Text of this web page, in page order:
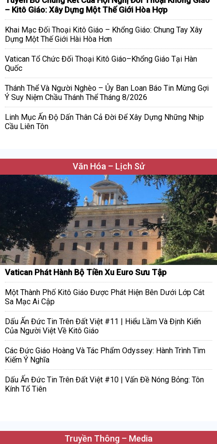
– Kitô Giáo: Xây Dựng Một Thế Giới Hòa Hợp
Khai Mạc Đối Thoại Kitô Giáo – Khổng Giáo: Chung Tay Xây
Dựng Một Thế Giới Hài Hòa Hơn
Vatican Tổ Chức Đối Thoại Kitô Giáo–Khổng Giáo Tại Hàn
Quốc
Thánh Thể Và Người Nghèo – Ủy Ban Loan Báo Tin Mừng Gợi
Ý Suy Niệm Chầu Thánh Thể Tháng 8/2026
Linh Mục Ấn Độ Dấn Thân Cả Đời Để Xây Dựng Những Nhịp
Cầu Liên Tôn
Văn Hóa – Lịch Sử
Vatican Phát Hành Bộ Tiền Xu Euro Sưu Tập
Một Thành Phố Kitô Giáo Được Phát Hiện Bên Dưới Lớp Cát
Sa Mạc Ai Cập
Dấu Ấn Đức Tin Trên Đất Việt #11 | Hiểu Lầm Và Định Kiến
Của Người Việt Về Kitô Giáo
Các Đức Giáo Hoàng Và Tác Phẩm Odyssey: Hành Trình Tìm
Kiếm Ý Nghĩa
Dấu Ấn Đức Tin Trên Đất Việt #10 | Vấn Đề Nóng Bỏng: Tôn
Kính Tổ Tiên
Truyền Thông – Media